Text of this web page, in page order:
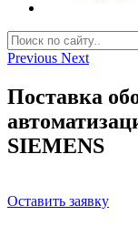
Previous Next
Поставка
SIEMENS
Оставить заявку